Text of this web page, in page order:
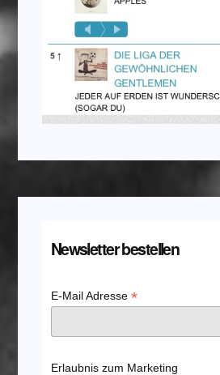
Newsletter bestellen
E-Mail Adresse *
Erlaubnis zum Marketing